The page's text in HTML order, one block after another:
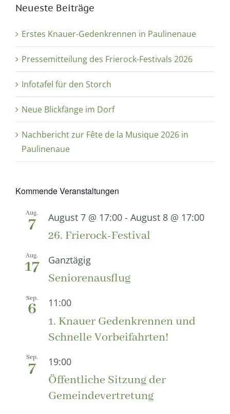
Neueste Beiträge
Erstes Knauer-Gedenkrennen in Paulinenaue
Pressemitteilung des Frierock-Festivals 2026
Infotafel für den Storch
Neue Blickfänge im Dorf
Nachbericht zur Fête de la Musique 2026 in
Paulinenaue
Kommende Veranstaltungen
Aug.
7 August 7 @ 17:00 - August 8 @ 17:00
26. Frierock-Festival
Aug.
17 Ganztägig
Seniorenausflug
Sep.
6 11:00
1. Knauer Gedenkrennen und
Schnelle Vorbeifahrten!
Sep.
7 19:00
Öffentliche Sitzung der
Gemeindevertretung